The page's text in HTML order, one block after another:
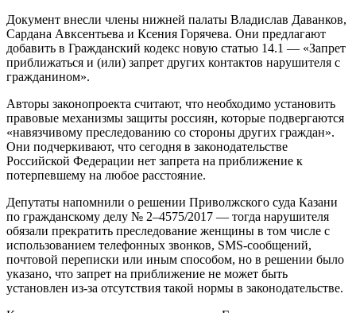
Документ внесли члены нижней палаты Владислав Даванков,
Сардана Авксентьева и Ксения Горячева. Они предлагают
добавить в Гражданский кодекс новую статью 14.1 — «Запрет
приближаться и (или) запрет других контактов нарушителя с
гражданином».
Авторы законопроекта считают, что необходимо установить
правовые механизмы защиты россиян, которые подвергаются
«навязчивому преследованию со стороны других граждан».
Они подчеркивают, что сегодня в законодательстве
Российской Федерации нет запрета на приближение к
потерпевшему на любое расстояние.
Депутаты напомнили о решении Приволжского суда Казани
по гражданскому делу № 2–4575/2017 — тогда нарушителя
обязали прекратить преследование женщины в том числе с
использованием телефонных звонков, SMS-сообщений,
почтовой переписки или иным способом, но в решении было
указано, что запрет на приближение не может быть
установлен из-за отсутствия такой нормы в законодательстве.